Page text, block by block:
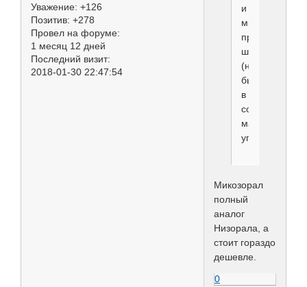
Уважение: +126
Позитив: +278
Провел на форуме:
1 месяц 12 дней
Последний визит:
2018-01-30 22:47:54
и
мыть
шампунем
(низорал,
бывает
в
совсем
маленьких
упаковках),
Микозорал
полный
аналог
Низорала, а
стоит гораздо
дешевле.
0